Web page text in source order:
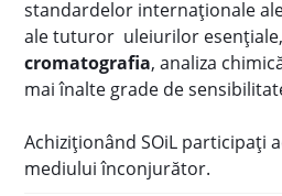
standardelor internaționale
ale tuturor uleiurilor esențiale,
cromatografia, analiza
mai înalte grade de
Achiziționând SOiL participați
mediului înconjurător.